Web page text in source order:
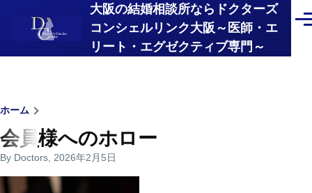
メインコンテンツに移動大阪の結婚相談所ならドクターズ
コンシェルリンク大阪～医師・エ
リート・エグゼクティブ専門～
メ
パ
ン
く
ず
ホーム
会員様へのホロー
By Doctors , 2026年2月5日